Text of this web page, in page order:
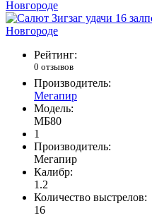
Рейтинг:
0 отзывов
Производитель:
Мегапир
Модель:
МБ80
1
Производитель:
Мегапир
Калибр:
1.2
Количество выстрелов:
16